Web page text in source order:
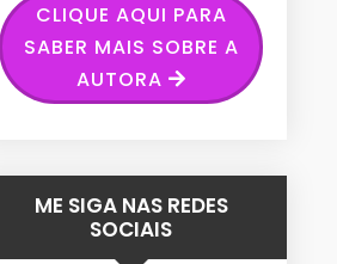
CLIQUE AQUI PARA
SABER MAIS SOBRE A
AUTORA
ME SIGA NAS REDES
SOCIAIS